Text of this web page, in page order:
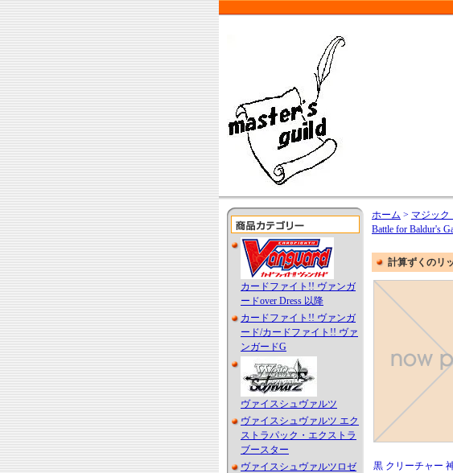
カードファイト!! ヴァンガ
ードover Dress 以降
カードファイト!! ヴァンガ
ード/カードファイト!! ヴァ
ンガードG
ヴァイスシュヴァルツ
ヴァイスシュヴァルツ エク
ストラパック・エクストラ
ブースター
ヴァイスシュヴァルツロゼ
ホーム > マジック
Battle for Baldur's
計算ずくのリ
黒 クリーチャー